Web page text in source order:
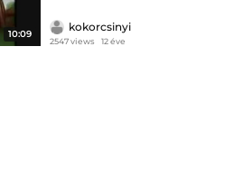
10:09
kokorcsinyi
2547 views 12 éve